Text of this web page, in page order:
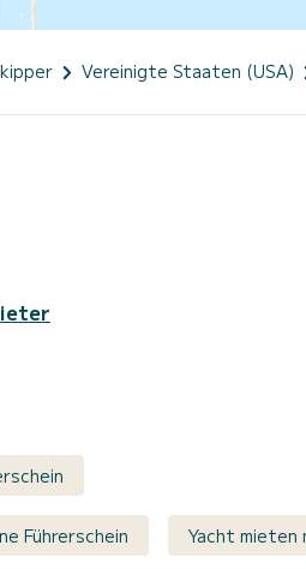
Vereinigte Staaten (USA)
Führerschein Yacht mieten